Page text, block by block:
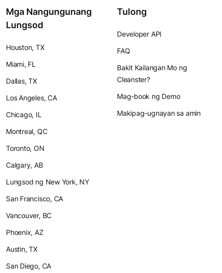
Mga Nangungunang
Lungsod
Houston, TX
Miami, FL
Dallas, TX
Los Angeles, CA
Chicago, IL
Montreal, QC
Toronto, ON
Calgary, AB
Lungsod ng New York, NY
San Francisco, CA
Vancouver, BC
Phoenix, AZ
Austin, TX
San Diego, CA
Tulong
Developer API
FAQ
Bakit Kailangan Mo ng
Cleanster?
Mag-book ng Demo
Makipag-ugnayan sa amin